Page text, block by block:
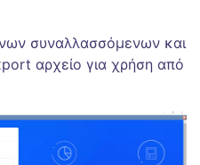
συναλλασσόμενων και
αρχείο για χρήση από